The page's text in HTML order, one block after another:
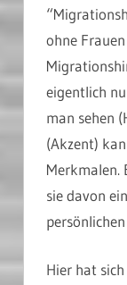
ohne
eigentlich
man sehen
(Akzent)
Merkmalen.
sie davon
Hier hat